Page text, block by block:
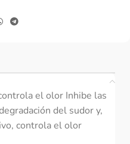
el olor Inhibe las
del sudor y,
controla el olor